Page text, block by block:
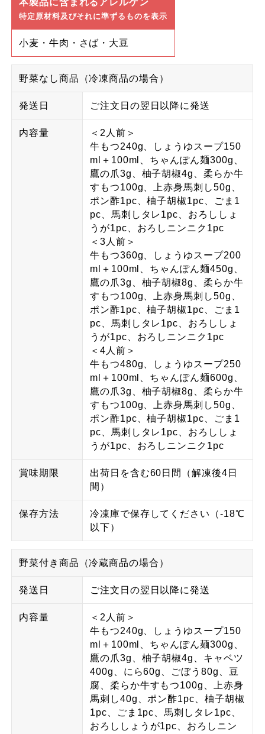
本製品に含まれるアレルゲン
特定原材料及びそれに準ずるものを表示
小麦・牛肉・さば・大豆
野菜なし商品（冷凍商品の場合）
発送日 ご注文日の翌日以降に発送
内容量
＜2人前＞
牛もつ240g、しょうゆスープ150
ml＋100ml、ちゃんぽん麺300g、
鷹の爪3g、柚子胡椒4g、柔らか牛
すもつ100g、上赤身馬刺し50g、
ポン酢1pc、柚子胡椒1pc、ごま1
pc、馬刺しタレ1pc、おろししょ
うが1pc、おろしニンニク1pc
＜3人前＞
牛もつ360g、しょうゆスープ200
ml＋100ml、ちゃんぽん麺450g、
鷹の爪3g、柚子胡椒8g、柔らか牛
すもつ100g、上赤身馬刺し50g、
ポン酢1pc、柚子胡椒1pc、ごま1
pc、馬刺しタレ1pc、おろししょ
うが1pc、おろしニンニク1pc
＜4人前＞
牛もつ480g、しょうゆスープ250
ml＋100ml、ちゃんぽん麺600g、
鷹の爪3g、柚子胡椒8g、柔らか牛
すもつ100g、上赤身馬刺し50g、
ポン酢1pc、柚子胡椒1pc、ごま1
pc、馬刺しタレ1pc、おろししょ
うが1pc、おろしニンニク1pc
賞味期限
出荷日を含む60日間（解凍後4日
間）
保存方法
冷凍庫で保存してください（-18℃
以下）
野菜付き商品（冷蔵商品の場合）
発送日 ご注文日の翌日以降に発送
内容量
＜2人前＞
牛もつ240g、しょうゆスープ150
ml＋100ml、ちゃんぽん麺300g、
鷹の爪3g、柚子胡椒4g、キャベツ
400g、にら60g、ごぼう80g、豆
腐、柔らか牛すもつ100g、上赤身
馬刺し40g、ポン酢1pc、柚子胡椒
1pc、ごま1pc、馬刺しタレ1pc、
おろししょうが1pc、おろしニン